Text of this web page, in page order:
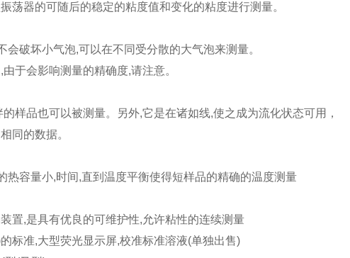
荡器的可随后的稳定的粘度值和变化的粘度进行测量。
会破坏小气泡,可以在不同受分散的大气泡来测量。
于会影响测量的精确度,请注意。
样品也可以被测量。另外,它是在诸如线,使之成为流化状态可用，
同的数据。
热容量小,时间,直到温度平衡使得短样品的精确的温度测量
置,是具有优良的可维护性,允许粘性的连续测量
标准,大型荧光显示屏,校准标准溶液(单独出售)